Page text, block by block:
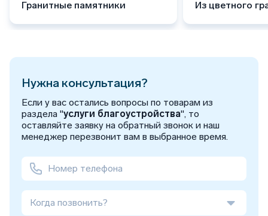
Гранитные памятники Из цветного
Нужна консультация?
Если у вас остались вопросы по товарам из
раздела "услуги благоустройства", то
оставляйте заявку на обратный звонок и наш
менеджер перезвонит вам в выбранное время.
Когда позвонить?